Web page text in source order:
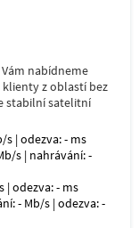
nabídneme
z oblastí bez
stabilní satelitní
s | odezva: - ms
s | nahrávání: -
| odezva: - ms
- Mb/s | odezva: -